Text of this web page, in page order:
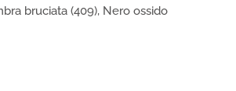
bruciata (409), Nero ossido